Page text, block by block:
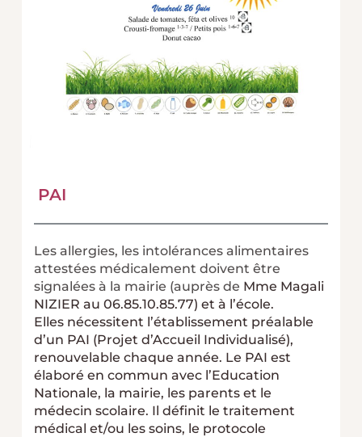
PAI
Les allergies, les intolérances alimentaires
attestées médicalement doivent être
signalées à la mairie (auprès de Mme Magali
NIZIER au 06.85.10.85.77) et à l’école.
Elles nécessitent l’établissement préalable
d’un PAI (Projet d’Accueil Individualisé),
renouvelable chaque année. Le PAI est
élaboré en commun avec l’Education
Nationale, la mairie, les parents et le
médecin scolaire. Il définit le traitement
médical et/ou les soins, le protocole